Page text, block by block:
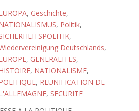
, Geschichte,
, Politik,
,
Deutschlands,
, GENERALITES,
, NATIONALISME,
, REUNIFICATION DE
, SECURITE